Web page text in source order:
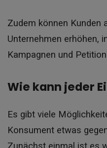
Zudem können Kunden
Unternehmen erhöhen,
Kampagnen und
Wie kann jeder
Es gibt viele
Konsument etwas